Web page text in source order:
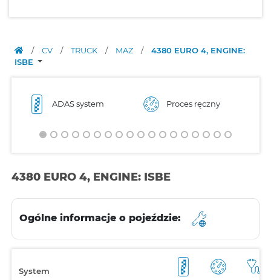
/ CV / TRUCK / MAZ /
4380 EURO 4, ENGINE:
ISBE
ADAS system Proces ręczny
4380 EURO 4, ENGINE: ISBE
Ogólne informacje o pojeździe:
System